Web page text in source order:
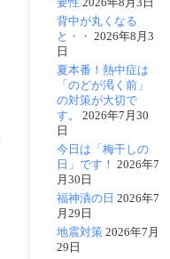
要性 2026年8月3日
背中が丸くなる
と・・ 2026年8月3
日
夏本番！熱中症は
「のどが渇く前」
の対策が大切で
す。
2026年7月30
日
今日は「梅干しの
日」です！ 2026年7
月30日
福神漬の日 2026年7
月29日
地震対策 2026年7月
29日